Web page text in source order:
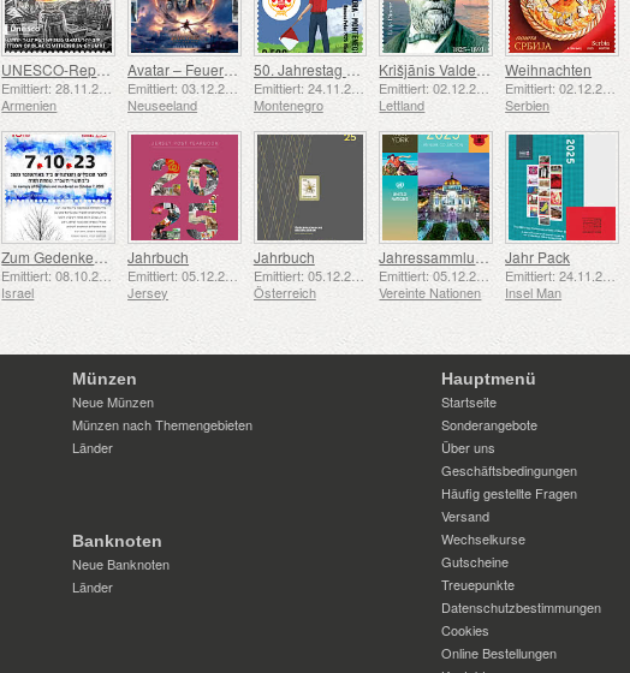
UNESCO-Repräsentative Liste des Immateriellen Kulturerbes der Menschheit – Schmiedetradition in Gyumri
Emittiert: 28.11.2025
Armenien
Avatar – Feuer und Asche
Neuseeland
50. Jahrestag der Gründung der Pfadfindergruppe „24. November Bar Scout“
Emittiert: 24.11.2025
Montenegro
Krišjānis Valdemārs
Lettland
Weihnachten
Emittiert: 02.12.2025
Serbien
Zum Gedenken an die Gefallenen und Ermordeten vom 7. Oktober 2023
Emittiert: 08.10.2025
Israel
Jahrbuch
Emittiert: 05.12.2025
Jersey
Jahrbuch
Emittiert: 05.12.2025
Österreich
Jahressammlungsmappe (New York)
Emittiert: 05.12.2025
Vereinte Nationen
Jahr Pack
Emittiert: 24.11.2025
Insel Man
Münzen
Neue Münzen
Münzen nach Themengebieten
Länder
Banknoten
Neue Banknoten
Länder
Hauptmenü
Startseite
Sonderangebote
Über uns
Geschäftsbedingungen
Häufig gestellte Fragen
Versand
Wechselkurse
Gutscheine
Treuepunkte
Datenschutzbestimmungen
Cookies
Online Bestellungen